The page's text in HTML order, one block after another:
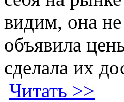
видим, она
объявила
сделала их
Читать >>